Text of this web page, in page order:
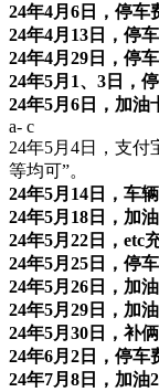
24年4月6日，停车
24年4月13日，停车
24年4月29日，停车
24年5月1、3日，
24年5月6日，加油
a- c
24年5月4日，支付
等均可”。
24年5月14日，车辆
24年5月18日，加油
24年5月22日，etc
24年5月25日，停车
24年5月26日，加油
24年5月29日，加
24年5月30日，补
24年6月2日，停车
24年7月8日，加油